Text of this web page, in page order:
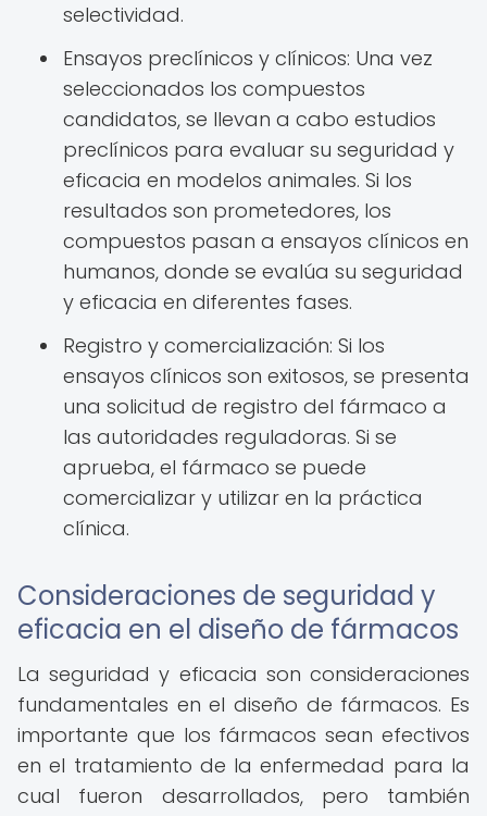
selectividad.
Ensayos preclínicos y clínicos: Una vez
seleccionados los compuestos
candidatos, se llevan a cabo estudios
preclínicos para evaluar su seguridad y
eficacia en modelos animales. Si los
resultados son prometedores, los
compuestos pasan a ensayos clínicos en
humanos, donde se evalúa su seguridad
y eficacia en diferentes fases.
Registro y comercialización: Si los
ensayos clínicos son exitosos, se presenta
una solicitud de registro del fármaco a
las autoridades reguladoras. Si se
aprueba, el fármaco se puede
comercializar y utilizar en la práctica
clínica.
Consideraciones de seguridad y
eficacia en el diseño de fármacos
La seguridad y eficacia son consideraciones
fundamentales en el diseño de fármacos. Es
importante que los fármacos sean efectivos
en el tratamiento de la enfermedad para la
cual fueron desarrollados, pero también